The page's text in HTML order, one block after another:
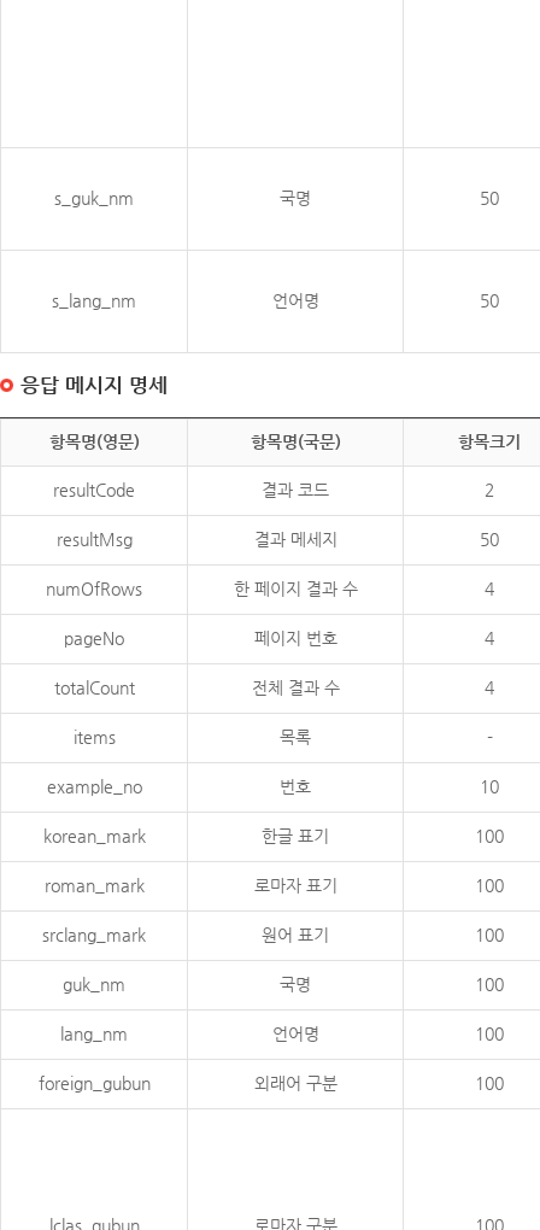
s_guk_nm 국명 50
s_lang_nm 언어명 50
응답 메시지 명세
항목명(영문) 항목명(국문) 항목크기
resultCode 결과 코드 2
resultMsg 결과 메세지 50
numOfRows 한 페이지 결과 수 4
pageNo 페이지 번호 4
totalCount 전체 결과 수 4
items 목록 -
example_no 번호 10
korean_mark 한글 표기 100
roman_mark 로마자 표기 100
srclang_mark 원어 표기 100
guk_nm 국명 100
lang_nm 언어명 100
foreign_gubun 외래어 구분 100
lclas_gubun 로마자 구분 100